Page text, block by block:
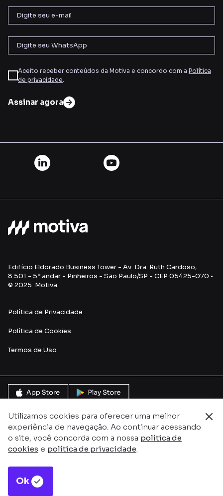
Utilizamos cookies para oferecer uma melhor
experiência de navegação. Ao continuar acessando
o site, você concorda com a nossa política de
cookies e política de privacidade.
Ok
Aceito receber conteúdos da Motiva e concordo com a Política
de privacidade.
Assinar agora
Edifício Eldorado Business Tower - Av. Dra. Ruth Cardoso,
8.501 - 5º andar - Pinheiros - São Paulo/SP - CEP 05425-070 •
© 2025 Motiva
Política de Privacidade
Política de Cookies
Termos de Uso
Este site é protegido pelo reCAPTCHA e pela